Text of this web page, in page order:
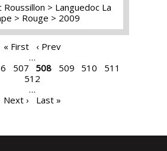
Roussillon
Languedoc La
Rouge 2009
« First
‹ Prev
…
507 508 509 510
511
512
…
Next ›
Last »